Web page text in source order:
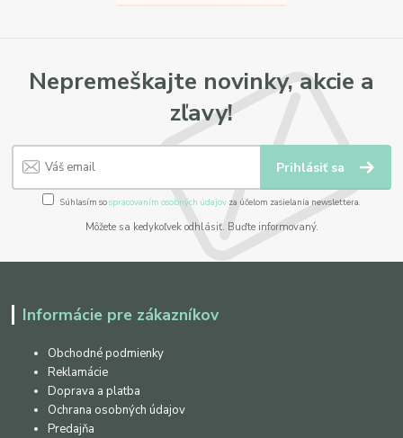
Nepremeškajte novinky, akcie a
zľavy!
Prihlásiť sa
Súhlasím sospracovaním osobných údajov za účelom zasielania newslettera.
Môžete sa kedykoľvek odhlásiť. Buďte informovaný.
Informácie pre zákazníkov
Obchodné podmienky
Reklamácie
Doprava a platba
Ochrana osobných údajov
Predajňa